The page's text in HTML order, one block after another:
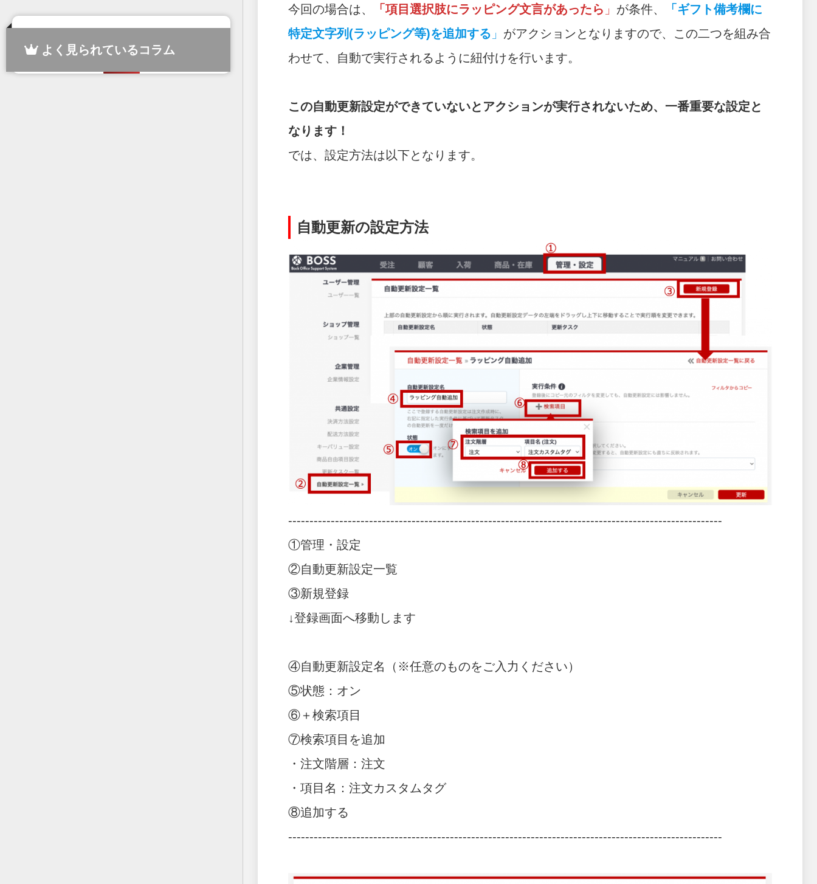
よく見られているコラム
今回の場合は、
「項目選択肢にラッピング文言があったら 」 が条件、
「ギフト備考欄に
特定文字列(ラッピング等)を追加する 」 がアクションとなりますので、この二つを組み合
わせて、自動で実行されるように紐付けを行います。
この自動更新設定ができていないとアクションが実行されないため、一番重要な設定と
なります！
では、設定方法は以下となります。
自動更新の設定方法
------------------------------------------------------------------------------------------------------
①管理・設定
②自動更新設定一覧
③新規登録
↓登録画面へ移動します
④自動更新設定名（※任意のものをご入力ください）
⑤状態：オン
⑥＋検索項目
⑦検索項目を追加
・注文階層：注文
・項目名：注文カスタムタグ
⑧追加する
------------------------------------------------------------------------------------------------------